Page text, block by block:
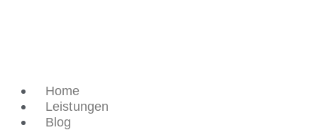
Home
Leistungen
Blog